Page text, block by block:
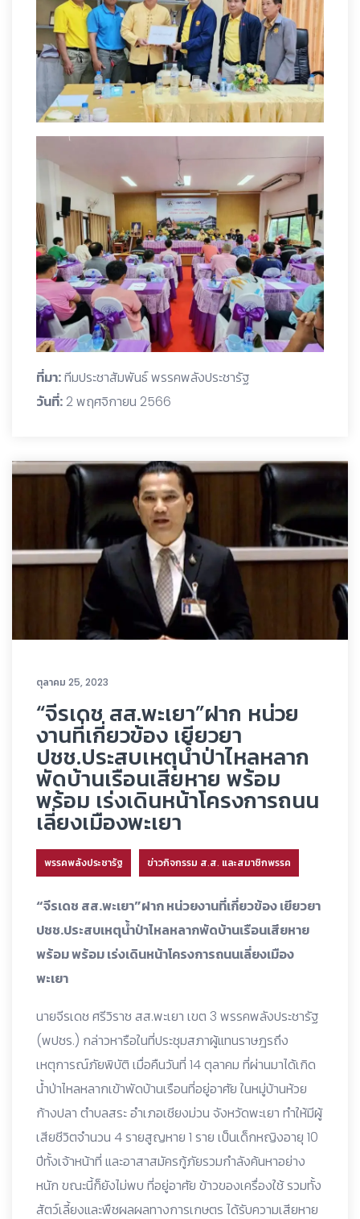
ที่มา:ทีมประชาสัมพันธ์ พรรคพลังประชารัฐ
วันที่: 2 พฤศจิกายน 2566
ตุลาคม 25, 2023
“จีรเดช สส.พะเยา”ฝาก หน่วย
งานที่เกี่ยวข้อง เยียวยา
ปชช.ประสบเหตุน้ำป่าไหลหลาก
พัดบ้านเรือนเสียหาย พร้อม
พร้อม เร่งเดินหน้าโครงการถนน
เลี่ยงเมืองพะเยา
พรรคพลังประชารัฐ ข่าวกิจกรรม ส.ส. และสมาชิกพรรค
“จีรเดช สส.พะเยา”ฝาก หน่วยงานที่เกี่ยวข้อง เยียวยา
ปชช.ประสบเหตุน้ำป่าไหลหลากพัดบ้านเรือนเสียหาย
พร้อม พร้อม เร่งเดินหน้าโครงการถนนเลี่ยงเมือง
พะเยา
นายจีรเดช ศรีวิราช สส.พะเยา เขต 3 พรรคพลังประชารัฐ
(พปชร.) กล่าวหารือในที่ประชุมสภาผู้แทนราษฎรถึง
เหตุการณ์ภัยพิบัติ เมื่อคืนวันที่ 14 ตุลาคม ที่ผ่านมาได้เกิด
น้ำป่าไหลหลากเข้าพัดบ้านเรือนที่อยู่อาศัย ในหมู่บ้านห้วย
ก้างปลา ตำบลสระ อำเภอเชียงม่วน จังหวัดพะเยา ทำให้มีผู้
เสียชีวิตจำนวน 4 รายสูญหาย 1 ราย เป็นเด็กหญิงอายุ 10
ปีทั้งเจ้าหน้าที่ และอาสาสมัครกู้ภัยรวมกำลังค้นหาอย่าง
หนัก ขณะนี้ก็ยังไม่พบ ที่อยู่อาศัย ข้าวของเครื่องใช้ รวมทั้ง
สัตว์เลี้ยงและพืชผลผลทางการเกษตร ได้รับความเสียหาย